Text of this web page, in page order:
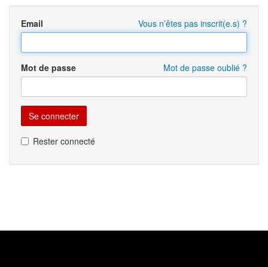
Vous n’êtes pas inscrit(e.s) ?
Email
Mot de passe oublié ?
Mot de passe
Rester connecté